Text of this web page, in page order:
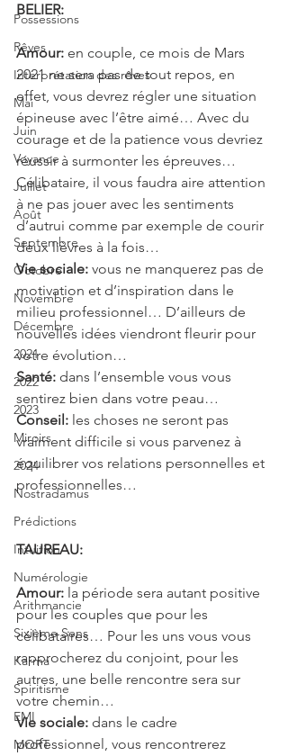
Possessions
Rêves
Interprétation des rêves
Mai
Juin
Voyance
Juillet
Août
Septembre
Octobre
Novembre
Décembre
2021
2022
2023
Miroirs
2024
Nostradamus
Prédictions
Intuition
Numérologie
Arithmancie
Sixième Sens
Karma
Spiritisme
EMI
MORT
BELIER:
Amour: en couple, ce mois de Mars
2021 ne sera pas de tout repos, en
effet, vous devrez régler une situation
épineuse avec l’être aimé… Avec du
courage et de la patience vous devriez
réussir à surmonter les épreuves…
Célibataire, il vous faudra aire attention
à ne pas jouer avec les sentiments
d’autrui comme par exemple de courir
deux lièvres à la fois…
Vie sociale: vous ne manquerez pas de
motivation et d’inspiration dans le
milieu professionnel… D’ailleurs de
nouvelles idées viendront fleurir pour
votre évolution…
Santé: dans l’ensemble vous vous
sentirez bien dans votre peau…
Conseil: les choses ne seront pas
vraiment difficile si vous parvenez à
équilibrer vos relations personnelles et
professionnelles…
TAUREAU:
Amour: la période sera autant positive
pour les couples que pour les
célibataires… Pour les uns vous vous
rapprocherez du conjoint, pour les
autres, une belle rencontre sera sur
votre chemin…
Vie sociale: dans le cadre
professionnel, vous rencontrerez